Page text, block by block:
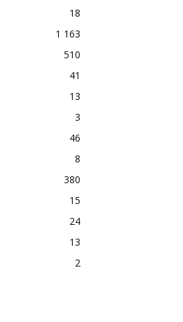
18
1 163
510
41
13
3
46
8
380
15
24
13
2